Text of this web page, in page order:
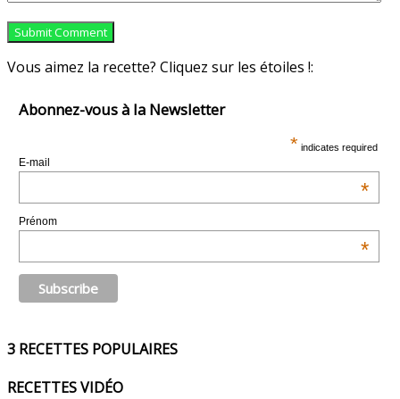
Vous aimez la recette? Cliquez sur les étoiles !:
Abonnez-vous à la Newsletter
* indicates required
E-mail
*
Prénom
*
3 RECETTES POPULAIRES
RECETTES VIDÉO